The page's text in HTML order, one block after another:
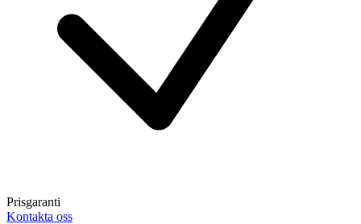
Prisgaranti
Kontakta oss